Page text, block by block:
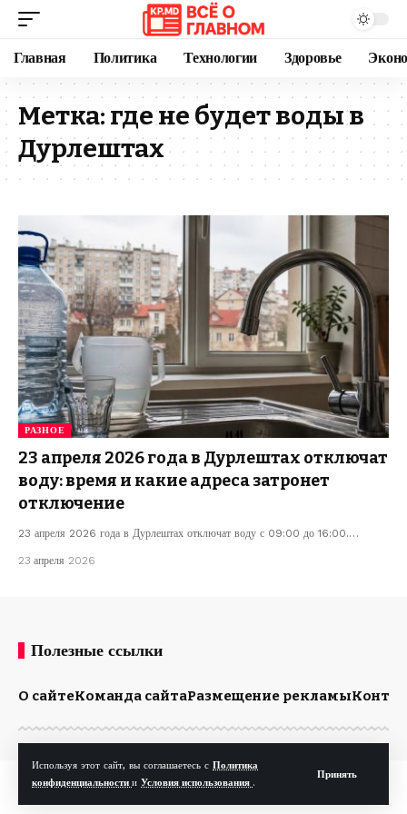
Используя этот сайт, вы соглашаетесь с Политика
конфиденциальности и Условия использования .
Принять
Главная Политика Технологии Здоровье
Метка: где не будет воды в
Дурлештах
РАЗНОЕ
23 апреля 2026 года в Дурлештах отключат
воду: время и какие адреса затронет
отключение
23 апреля 2026 года в Дурлештах отключат воду с 09:00 до 16:00.…
23 апреля 2026
Полезные ссылки
О сайтеКоманда сайтаРазмещение рекламы
© Kp.md. Все права защищены.